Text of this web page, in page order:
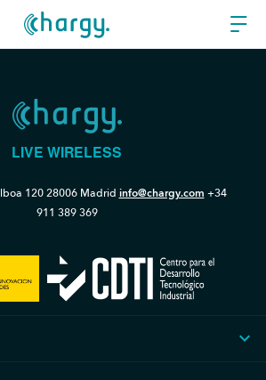
LIVE WIRELESS
12028006 Madrid info@chargy.com +34
911 389 369